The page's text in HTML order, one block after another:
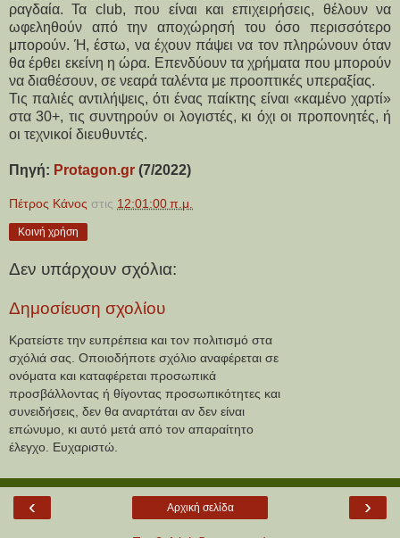
ραγδαία. Τα club, που είναι και επιχειρήσεις, θέλουν να
ωφεληθούν από την αποχώρησή του όσο περισσότερο
μπορούν. Ή, έστω, να έχουν πάψει να τον πληρώνουν όταν
θα έρθει εκείνη η ώρα. Επενδύουν τα χρήματα που μπορούν
να διαθέσουν, σε νεαρά ταλέντα με προοπτικές υπεραξίας.
Τις παλιές αντιλήψεις, ότι ένας παίκτης είναι «καμένο χαρτί»
στα 30+, τις συντηρούν οι λογιστές, κι όχι οι προπονητές, ή
οι τεχνικοί διευθυντές.
Πηγή: Protagon.gr (7/2022)
Πέτρος Κάνος στις 12:01:00 π.μ.
Κοινή χρήση
Δεν υπάρχουν σχόλια:
Δημοσίευση σχολίου
Κρατείστε την ευπρέπεια και τον πολιτισμό στα
σχόλιά σας. Οποιοδήποτε σχόλιο αναφέρεται σε
ονόματα και καταφέρεται προσωπικά
προσβάλλοντας ή θίγοντας προσωπικότητες και
συνειδήσεις, δεν θα αναρτάται αν δεν είναι
επώνυμο, κι αυτό μετά από τον απαραίτητο
έλεγχο. Ευχαριστώ.
‹ ›
Αρχική σελίδα